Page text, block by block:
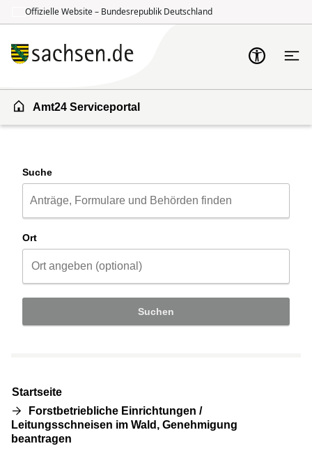
Offizielle Website – Bundesrepublik Deutschland
Amt24 Serviceportal
Suche
Ort
Suchen
Startseite
Forstbetriebliche Einrichtungen /
Leitungsschneisen im Wald, Genehmigung
beantragen